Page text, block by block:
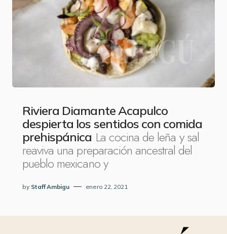
Riviera Diamante Acapulco
despierta los sentidos con comida
prehispánica La cocina de leña y sal
reaviva una preparación ancestral del
pueblo mexicano y
by Staff Ambigu enero 22, 2021